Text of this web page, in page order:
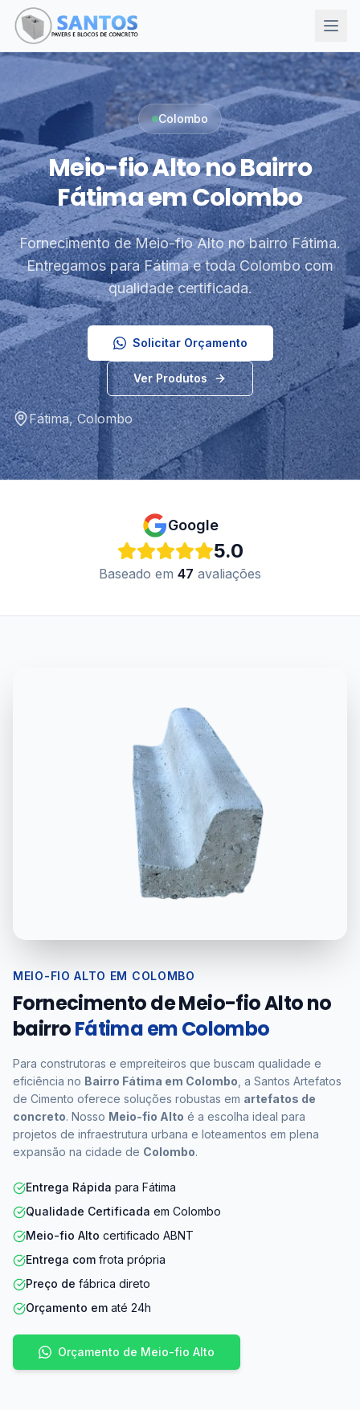
Colombo
Meio-fio Alto no Bairro
Fátima em Colombo
Fornecimento de Meio-fio Alto no bairro Fátima.
Entregamos para Fátima e toda Colombo com
qualidade certificada.
Solicitar Orçamento
Ver Produtos
Fátima,Colombo
Google
5.0
Baseado em 47 avaliações
MEIO-FIO ALTO EM COLOMBO
Fornecimento de Meio-fio Alto no
bairroFátima em Colombo
Para construtoras e empreiteiros que buscam qualidade e
eficiência no Bairro Fátima em Colombo , a Santos Artefatos
de Cimento oferece soluções robustas em artefatos de
concreto. Nosso Meio-fio Alto é a escolha ideal para
projetos de infraestrutura urbana e loteamentos em plena
expansão na cidade de Colombo.
Entrega Rápida para Fátima
Qualidade Certificada em Colombo
Meio-fio Alto certificado ABNT
Entrega com frota própria
Preço de fábrica direto
Orçamento em até 24h
Orçamento de Meio-fio Alto